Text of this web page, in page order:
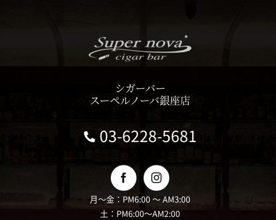
シガーバー
スーペルノーバ銀座店
03-6228-5681
月〜金：PM6:00 〜 AM3:00
土：PM6:00〜AM2:00